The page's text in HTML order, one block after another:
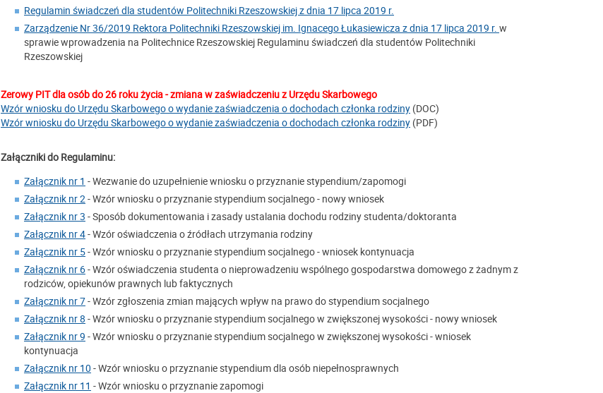
Regulamin świadczeń dla studentów Politechniki Rzeszowskiej z dnia 17 lipca 2019 r.
Zarządzenie Nr 36/2019 Rektora Politechniki Rzeszowskiej im. Ignacego Łukasiewicza z dnia 17 lipca 2019 r. w
sprawie wprowadzenia na Politechnice Rzeszowskiej Regulaminu świadczeń dla studentów Politechniki
Rzeszowskiej
Zerowy PIT dla osób do 26 roku życia - zmiana w zaświadczeniu z Urzędu Skarbowego
Wzór wniosku do Urzędu Skarbowego o wydanie zaświadczenia o dochodach członka rodziny (DOC)
Wzór wniosku do Urzędu Skarbowego o wydanie zaświadczenia o dochodach członka rodziny (PDF)
Załączniki do Regulaminu:
Załącznik nr 1 - Wezwanie do uzupełnienie wniosku o przyznanie stypendium/zapomogi
Załącznik nr 2- Wzór wniosku o przyznanie stypendium socjalnego - nowy wniosek
Załącznik nr 3 - Sposób dokumentowania i zasady ustalania dochodu rodziny studenta/doktoranta
Załącznik nr 4- Wzór oświadczenia o źródłach utrzymania rodziny
Załącznik nr 5- Wzór wniosku o przyznanie stypendium socjalnego - wniosek kontynuacja
Załącznik nr 6- Wzór oświadczenia studenta o nieprowadzeniu wspólnego gospodarstwa domowego z żadnym z
rodziców, opiekunów prawnych lub faktycznych
Załącznik nr 7- Wzór zgłoszenia zmian mających wpływ na prawo do stypendium socjalnego
Załącznik nr 8 - Wzór wniosku o przyznanie stypendium socjalnego w zwiększonej wysokości - nowy wniosek
Załącznik nr 9 - Wzór wniosku o przyznanie stypendium socjalnego w zwiększonej wysokości - wniosek
kontynuacja
Załącznik nr 10 - Wzór wniosku o przyznanie stypendium dla osób niepełnosprawnych
Załącznik nr 11 - Wzór wniosku o przyznanie zapomogi